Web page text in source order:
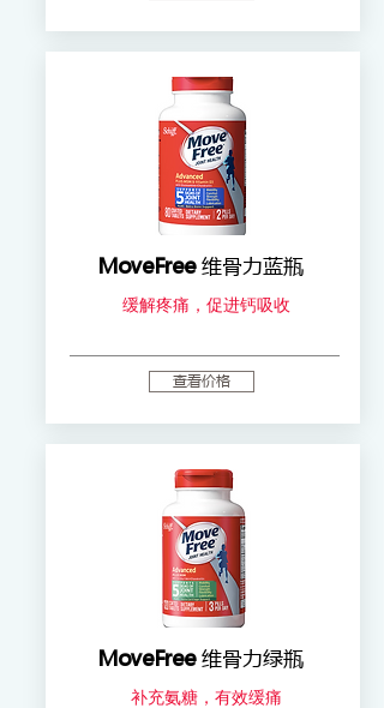
MoveFree维骨力蓝瓶
缓解疼痛，促进钙吸收
查看价格
MoveFree维骨力绿瓶
补充氨糖​，有效缓痛